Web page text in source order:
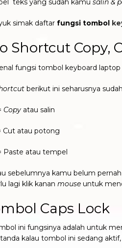
teks yang sudah kamu salin &
simak daftar fungsi tombol
Shortcut Copy,
berikut ini seharusnya
Copy atau salin
Cut atau potong
Paste atau tempel
sebelumnya kamu belum
lagi klik kanan mouse untuk
Caps Lock
ini fungsinya adalah untuk
kalau tombol ini sedang